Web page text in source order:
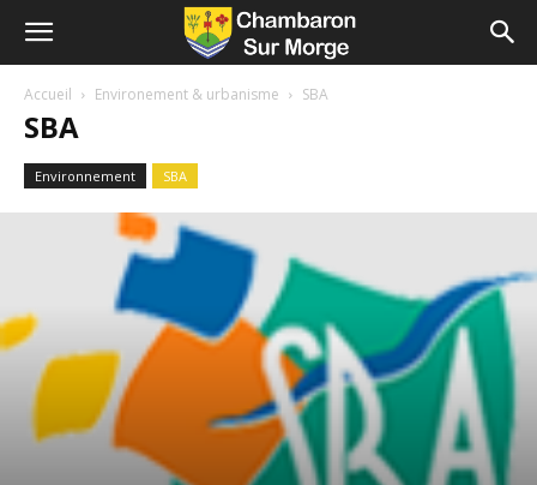
Accueil Environement & urbanisme SBA
SBA
Environnement SBA